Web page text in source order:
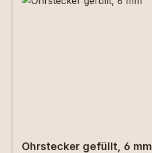
Ohrstecker gefüllt, 6 mm